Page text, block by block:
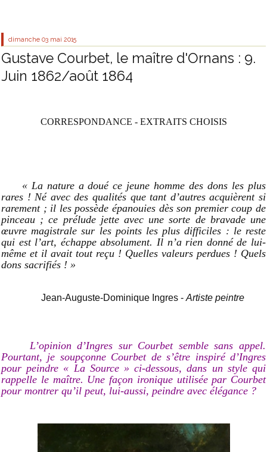
dimanche 03 mai 2015
Gustave Courbet, le maître d'Ornans : 9.
Juin 1862/août 1864
CORRESPONDANCE - EXTRAITS CHOISIS
« La nature a doué ce jeune homme des dons les plus
rares ! Né avec des qualités que tant d’autres acquièrent si
rarement ; il les possède épanouies dès son premier coup de
pinceau ; ce prélude jette avec une sorte de bravade une
œuvre magistrale sur les points les plus difficiles : le reste
qui est l’art, échappe absolument. Il n’a rien donné de lui-
même et il avait tout reçu ! Quelles valeurs perdues ! Quels
dons sacrifiés ! »
Jean-Auguste-Dominique Ingres - Artiste peintre
L’opinion d’Ingres sur Courbet semble sans appel.
Pourtant, je soupçonne Courbet de s’être inspiré d’Ingres
pour peindre « La Source » ci-dessous, dans un style qui
rappelle le maître. Une façon ironique utilisée par Courbet
pour montrer qu’il peut, lui-aussi, peindre avec élégance ?